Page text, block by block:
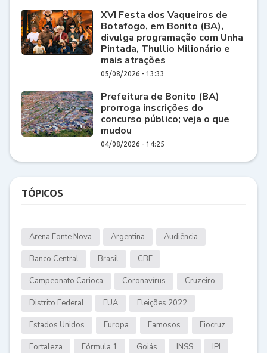
XVI Festa dos Vaqueiros de
Botafogo, em Bonito (BA),
divulga programação com Unha
Pintada, Thullio Milionário e
mais atrações
05/08/2026 - 13:33
Prefeitura de Bonito (BA)
prorroga inscrições do
concurso público; veja o que
mudou
04/08/2026 - 14:25
TÓPICOS
Arena Fonte Nova Argentina Audiência
Banco Central Brasil CBF
Campeonato Carioca Coronavírus Cruzeiro
Distrito Federal EUA Eleições 2022
Estados Unidos Europa Famosos Fiocruz
Fortaleza Fórmula 1 Goiás INSS IPI